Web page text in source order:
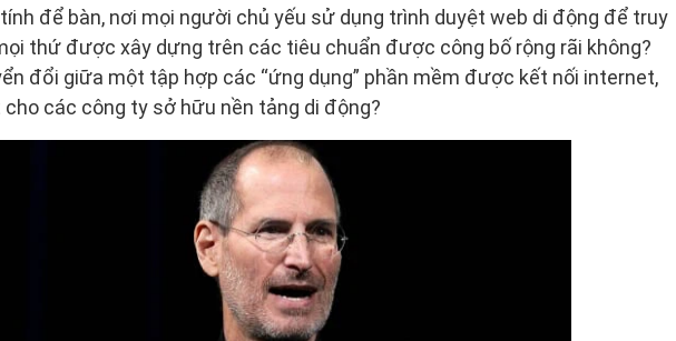
để bàn, nơi mọi người chủ yếu sử dụng trình duyệt web di động để truy
thứ được xây dựng trên các tiêu chuẩn được công bố rộng rãi không?
đổi giữa một tập hợp các “ứng dụng” phần mềm được kết nối internet,
các công ty sở hữu nền tảng di động?